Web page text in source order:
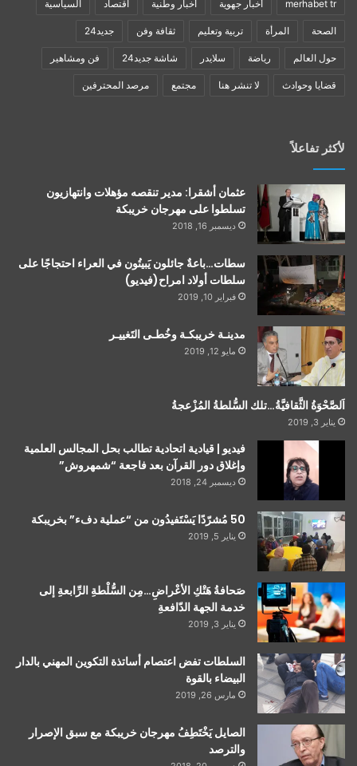
merhabet tr أخبار جهوية أخبار وطنية اقتصاد السياسية
الصحة المرأة تربية وتعليم ثقافة وفن جديد24
حول العالم رياضة سلايدر شاشة جديد24 فن ومشاهير
قضايا وحوادث لا تنشر هنا مجتمع مرصد المحترفين
لأكثر تفاعلاً
عثمان أشقرا: مدير تنقصه مؤهلات وانتهازيون
تسلطوا على مهرجان خريبكة
ديسمبر 16, 2018
سطات…باعةٌ جائلون يَبيتُون في العراء احتجاجًا على
سلطات أولاد امراح(فيديو)
فبراير 10, 2019
مدينـة خريبكـة وخُطـى التَغييـر
مايو 12, 2019
اَلصَّحْوَةُ الثَّقافيَّةُ…تلك السُّلطةُ المُزْعجةُ
يناير 3, 2019
فيديو | قيادية اتحادية تطالب بحل المجالس العلمية
وإغلاق دور القرآن بعد فاجعة “شمهروش”
ديسمبر 24, 2018
50 مُشرّدًا يَسْتَفيدُون من “عملية دفء” بخريبكة
يناير 5, 2019
صَحافةُ هَتْكِ الأعْراضِ…مِن السُّلْطةِ الرِّابعةِ إلى
خدمة الجهة الدّافعةِ
يناير 3, 2019
السلطات تفض اعتصام أساتذة التكوين المهني بالدار
البيضاء بالقوة
مارس 26, 2019
الصايل يَخْتَطِفُ مهرجان خريبكة مع سبق الإصرار
والترصد